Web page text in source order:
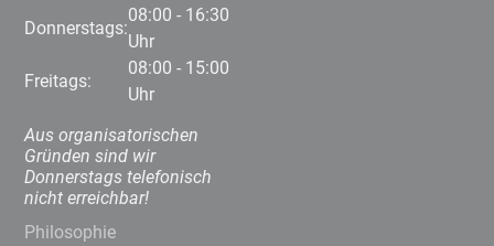
Donnerstags:
08:00 - 16:30
Uhr
Freitags:
08:00 - 15:00
Uhr
Aus organisatorischen
Gründen sind wir
Donnerstags telefonisch
nicht erreichbar!
Philosophie